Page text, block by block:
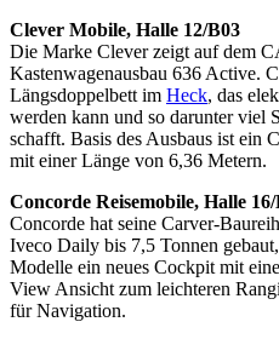
Clever Mobile, Halle 12/B03
Die Marke Clever zeigt auf dem
Kastenwagenausbau 636 Active.
Längsdoppelbett im Heck, das
werden kann und so darunter viel
schafft. Basis des Ausbaus ist ein
mit einer Länge von 6,36 Metern.
Concorde Reisemobile, Halle
Concorde hat seine Carver-
Iveco Daily bis 7,5 Tonnen
Modelle ein neues Cockpit mit
View Ansicht zum leichteren
für Navigation.